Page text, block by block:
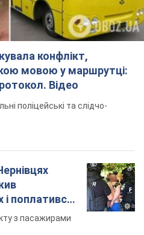
конфлікт,
мовою у маршрутці:
Відео
поліцейські та слідчо-
і поплатився.
з пасажирами